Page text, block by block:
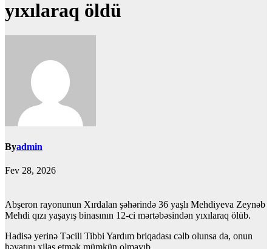
yıxılaraq öldü
Byadmin
Fev 28, 2026
Abşeron rayonunun Xırdalan şəhərində 36 yaşlı Mehdiyeva Zeynəb
Mehdi qızı yaşayış binasının 12-ci mərtəbəsindən yıxılaraq ölüb.
Hadisə yerinə Təcili Tibbi Yardım briqadası cəlb olunsa da, onun